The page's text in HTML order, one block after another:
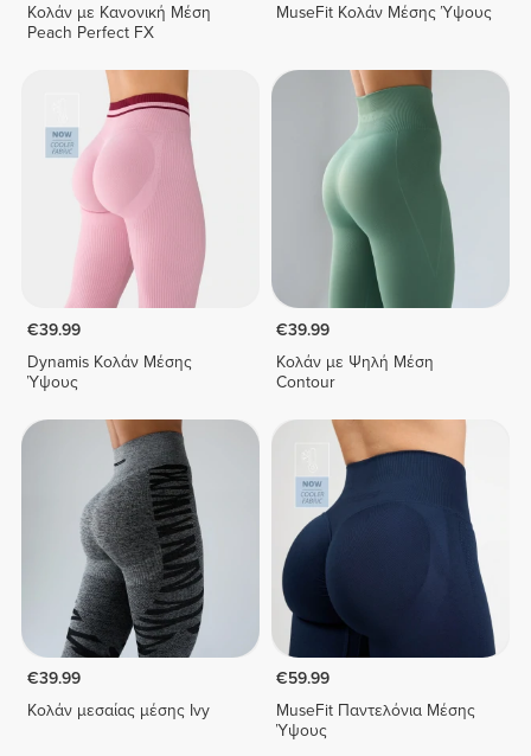
Κολάν με Κανονική Μέση
Peach Perfect FX
MuseFit Κολάν Μέσης Ύψους
€39.99
Dynamis Κολάν Μέσης
Ύψους
€39.99
Κολάν με Ψηλή Μέση
Contour
€39.99
Κολάν μεσαίας μέσης Ivy
€59.99
MuseFit Παντελόνια Μέσης
Ύψους